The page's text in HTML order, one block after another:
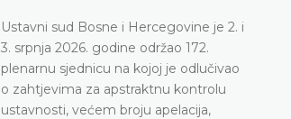
Ustavni sud Bosne i Hercegovine je 2. i
3. srpnja 2026. godine održao 172.
plenarnu sjednicu na kojoj je odlučivao
o zahtjevima za apstraktnu kontrolu
ustavnosti, većem broju apelacija,